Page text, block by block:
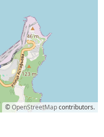
©OpenStreetMapcontributors.